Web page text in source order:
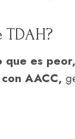
TDAH?
que es
AACC,